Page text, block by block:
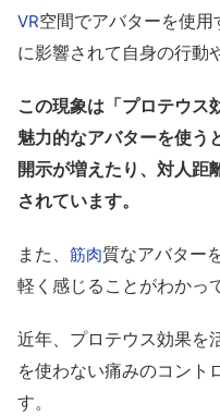
VR空間でアバターを使
に影響されて自身の行動
この現象は「プロテウス
魅力的なアバターを使う
開示が増えたり、対人距
されています。
また、 筋肉質なアバター
軽く感じることがわかっ
近年、プロテウス効果を
を使わない痛みのコント
す。